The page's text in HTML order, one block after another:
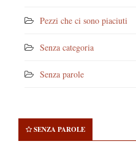
Pezzi che ci sono piaciuti
Senza categoria
Senza parole
SENZA PAROLE